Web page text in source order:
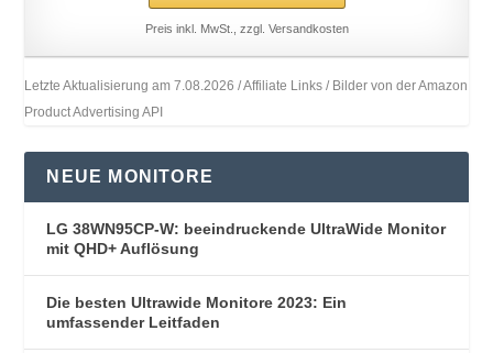
Preis inkl. MwSt., zzgl. Versandkosten
Letzte Aktualisierung am 7.08.2026 / Affiliate Links / Bilder von der Amazon
Product Advertising API
NEUE MONITORE
LG 38WN95CP-W: beeindruckende UltraWide Monitor
mit QHD+ Auflösung
Die besten Ultrawide Monitore 2023: Ein
umfassender Leitfaden